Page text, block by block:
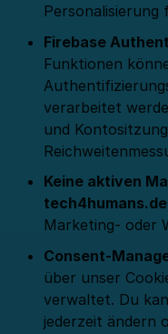
Personalisierung
Firebase
Funktionen
verarbeitet
und
Keine aktiven
tech4humans.de
Marketing- oder
Consent-
über unser
verwaltet. Du
jederzeit ändern